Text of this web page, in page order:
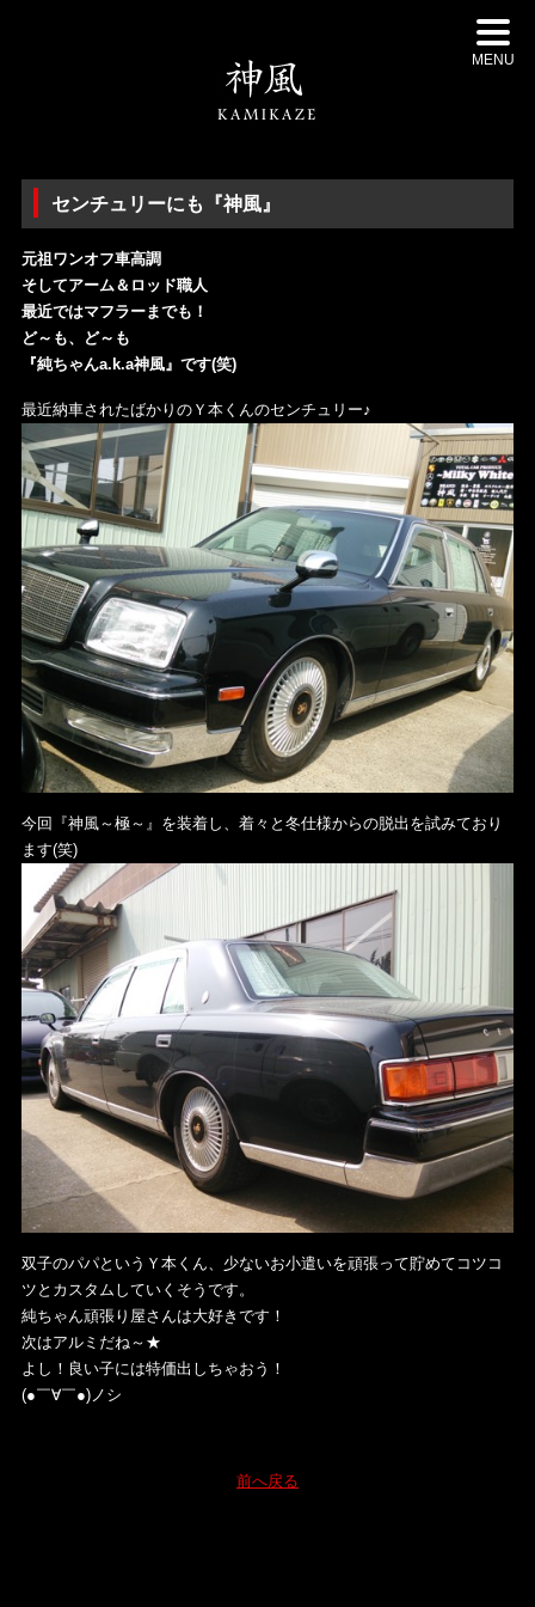
MENU
センチュリーにも『神風』
元祖ワンオフ車高調
そしてアーム＆ロッド職人
最近ではマフラーまでも！
ど～も、ど～も
『純ちゃんa.k.a神風』です(笑)
最近納車されたばかりのＹ本くんのセンチュリー♪
今回『神風～極～』を装着し、着々と冬仕様からの脱出を試みており
ます(笑)
双子のパパというＹ本くん、少ないお小遣いを頑張って貯めてコツコ
ツとカスタムしていくそうです。
純ちゃん頑張り屋さんは大好きです！
次はアルミだね～★
よし！良い子には特価出しちゃおう！
(●￣∀￣●)ノシ
前へ戻る